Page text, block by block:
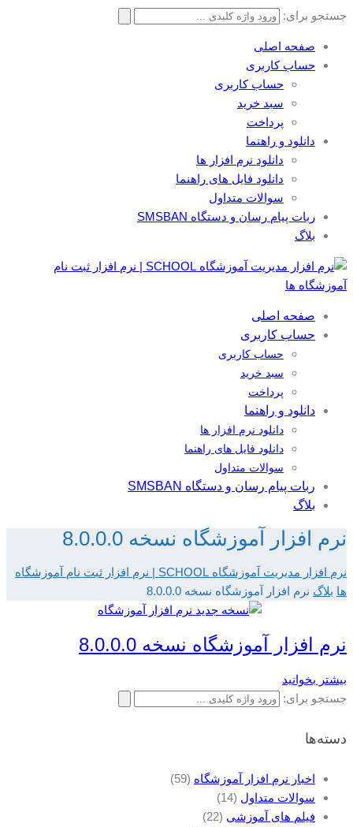
جستجو برای:
صفحه اصلی
حساب کاربری
حساب کاربری
سبد خرید
پرداخت
دانلود و راهنما
دانلود نرم افزار ها
دانلود فایل های راهنما
سوالات متداول
ربات پیام رسان و دستگاه SMSBAN
بلاگ
صفحه اصلی
حساب کاربری
حساب کاربری
سبد خرید
پرداخت
دانلود و راهنما
دانلود نرم افزار ها
دانلود فایل های راهنما
سوالات متداول
ربات پیام رسان و دستگاه SMSBAN
بلاگ
نرم افزار آموزشگاه نسخه 8.0.0.0
نرم افزار مدیریت آموزشگاه SCHOOL | نرم افزار ثبت نام آموزشگاه
ها بلاگ نرم افزار آموزشگاه نسخه 8.0.0.0
نرم افزار آموزشگاه نسخه 8.0.0.0
بیشتر بخوانید
جستجو برای:
دسته‌ها
اخبار نرم افزار آموزشگاه (59)
سوالات متداول (14)
فیلم های آموزشی (22)